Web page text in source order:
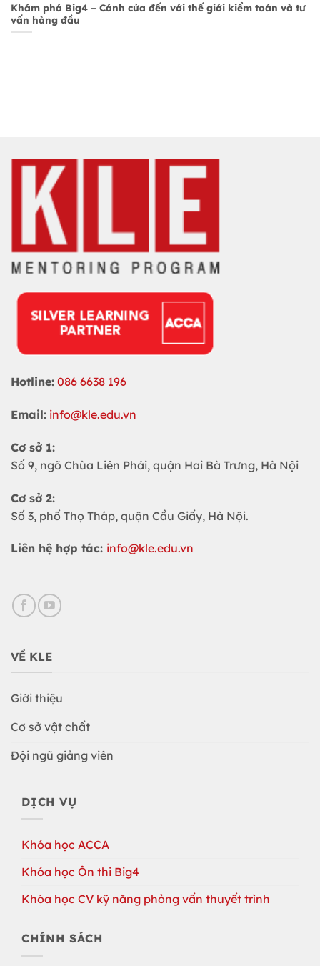
Khám phá Big4 – Cánh cửa đến với thế giới kiểm toán và tư
vấn hàng đầu
Hotline: 086 6638 196
Email: info@kle.edu.vn
Cơ sở 1:
Số 9, ngõ Chùa Liên Phái, quận Hai Bà Trưng, Hà Nội
Cơ sở 2:
Số 3, phố Thọ Tháp, quận Cầu Giấy, Hà Nội.
Liên hệ hợp tác: info@kle.edu.vn
VỀ KLE
Giới thiệu
Cơ sở vật chất
Đội ngũ giảng viên
DỊCH VỤ
Khóa học ACCA
Khóa học Ôn thi Big4
Khóa học CV kỹ năng phỏng vấn thuyết trình
CHÍNH SÁCH